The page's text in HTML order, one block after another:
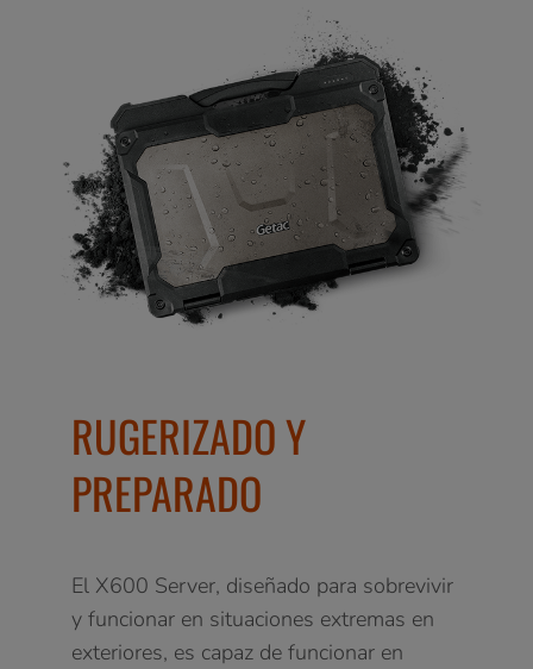
RUGERIZADO Y
PREPARADO
El X600 Server, diseñado para sobrevivir
y funcionar en situaciones extremas en
exteriores, es capaz de funcionar en